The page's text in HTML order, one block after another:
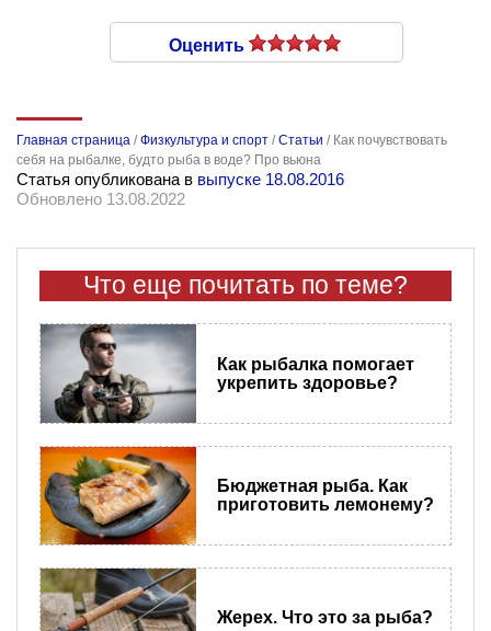
Оценить
Главная страница /Физкультура и спорт /Статьи / Как почувствовать
себя на рыбалке, будто рыба в воде? Про вьюна
Статья опубликована в выпуске 18.08.2016
Обновлено 13.08.2022
Что еще почитать по теме?
Как рыбалка помогает
укрепить здоровье?
Бюджетная рыба. Как
приготовить лемонему?
Жерех. Что это за рыба?